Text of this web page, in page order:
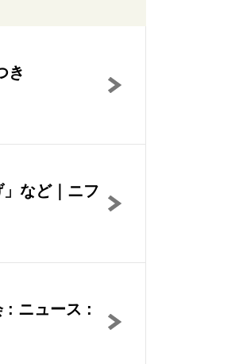
き
など｜ニフ
: ニュース :